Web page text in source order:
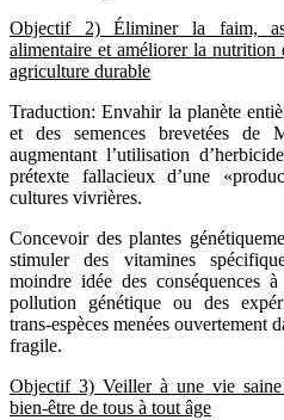
Objectif2) Éliminer la faim,
alimentaire et améliorer la nutrition
agriculture durable
Traduction: Envahir la planète
et des semences brevetées de
augmentant l’utilisation
prétexte fallacieux d’une
cultures vivrières.
Concevoir des plantes
stimuler des vitamines
moindre idée des conséquences
pollution génétique ou des
trans-espèces menées ouvertement
fragile.
Objectif3) Veiller à une vie
bien-être de tous à tout âge